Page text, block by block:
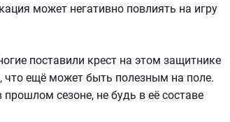
может негативно повлиять на игру
поставили крест на этом защитнике
что ещё может быть полезным на поле.
сезоне, не будь в её составе